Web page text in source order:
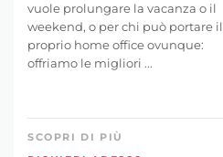
vuole prolungare la vacanza o il
weekend, o per chi può portare il
proprio home office ovunque:
offriamo le migliori ...
SCOPRI DI PIÙ